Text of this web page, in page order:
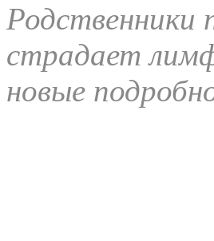
Родственники
страдает
новые